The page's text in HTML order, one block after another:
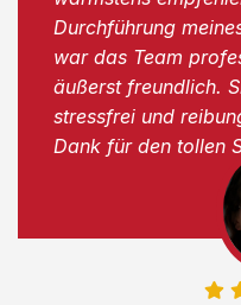
Durchführung
war das Team
äußerst freundlich.
stressfrei und
Dank für den tollen